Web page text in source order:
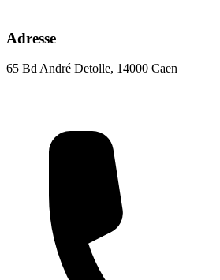
Adresse
65 Bd André Detolle, 14000 Caen